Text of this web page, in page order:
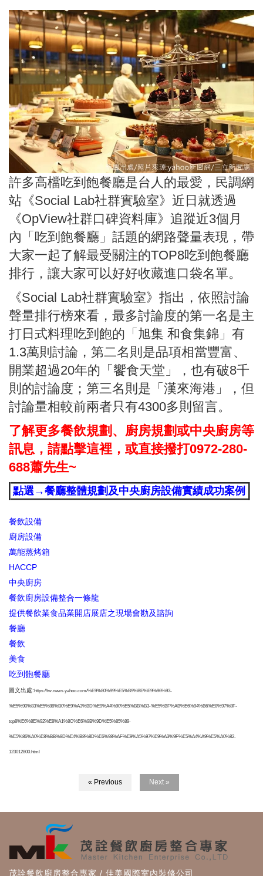
許多高檔吃到飽餐廳是台人的最愛，民調網
站《Social Lab社群實驗室》近日就透過
《OpView社群口碑資料庫》追蹤近3個月
內「吃到飽餐廳」話題的網路聲量表現，帶
大家一起了解最受關注的TOP8吃到飽餐廳
排行，讓大家可以好好收藏進口袋名單。
《Social Lab社群實驗室》指出，依照討論
聲量排行榜來看，最多討論度的第一名是主
打日式料理吃到飽的「旭集 和食集錦」有
1.3萬則討論，第二名則是品項相當豐富、
開業超過20年的「饗食天堂」，也有破8千
則的討論度；第三名則是「漢來海港」，但
討論量相較前兩者只有4300多則留言。
了解更多餐飲規劃、廚房規劃或中央廚房等
訊息，請點擊這裡，或直接撥打0972-280-
688蕭先生~
點選→餐廳整體規劃及中央廚房設備實績成功案例
餐飲設備
廚房設備
萬能蒸烤箱
HACCP
中央廚房
餐飲廚房設備整合一條龍
提供餐飲業食品業開店展店之現場會勘及諮詢
餐廳
餐飲
美食
吃到飽餐廳
圖文出處: https://tw.news.yahoo.com/%E9%80%99%E5%B9%BE%E9%96%93-
%E5%90%83%E5%88%B0%E9%A3%BD%E9%A4%90%E5%BB%B3-%E5%BF%AB%E6%94%B6%E8%97%8F-
top8%E6%8E%92%E8%A1%8C%E6%9B%9D%E5%85%89-
%E5%86%A0%E8%BB%8D%E4%B8%8D%E6%98%AF%E9%A5%97%E9%A3%9F%E5%A4%A9%E5%A0%82-
123012800.html
« Previous Next »
茂詮餐飲廚房整合專家 / 佳美國際室內裝修公司